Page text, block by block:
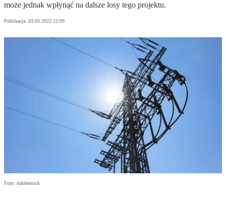
może jednak wpłynąć na dalsze losy tego projektu.
Publikacja: 03.03.2022 22:09
Foto: Adobestock